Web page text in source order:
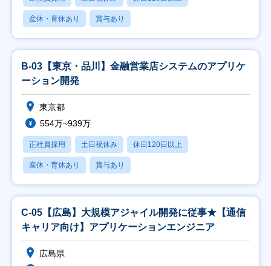
産休・育休あり 賞与あり
B-03【東京・品川】金融営業店システムのアプリケ
ーション開発
東京都
554万~939万
正社員採用 土日祝休み 休日120日以上
産休・育休あり 賞与あり
C-05【広島】大規模アジャイル開発に従事★【通信
キャリア向け】アプリケーションエンジニア
広島県